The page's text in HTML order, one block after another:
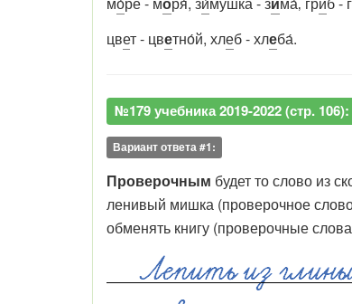
цвет - цветно́й, хлеб - хлеба́.
№179 учебника 2019-2022 (стр. 106):
Вариант ответа #1:
Проверочным будет то слово из
ленивый мишка (проверочное
обменять книгу (проверочные